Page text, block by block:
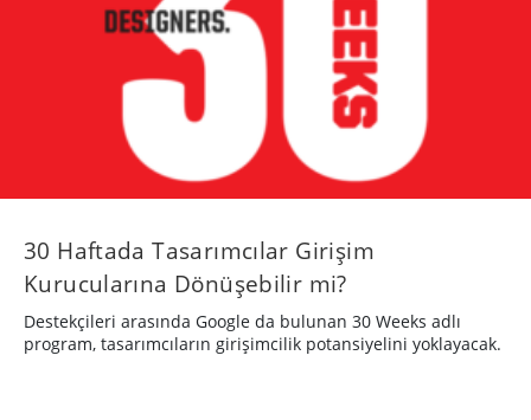
30 Haftada Tasarımcılar Girişim
Kurucularına Dönüşebilir mi?
Destekçileri arasında Google da bulunan 30 Weeks adlı
program, tasarımcıların girişimcilik potansiyelini yoklayacak.